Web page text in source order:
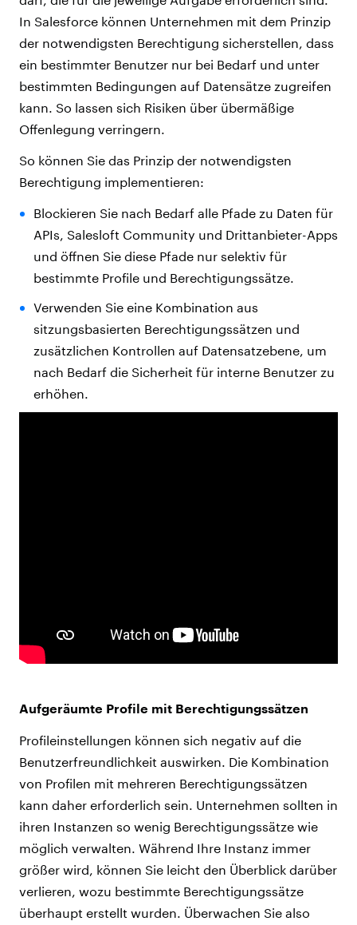
In Salesforce können Unternehmen mit dem Prinzip
der notwendigsten Berechtigung sicherstellen, dass
ein bestimmter Benutzer nur bei Bedarf und unter
bestimmten Bedingungen auf Datensätze zugreifen
kann. So lassen sich Risiken über übermäßige
Offenlegung verringern.
So können Sie das Prinzip der notwendigsten
Berechtigung implementieren:
Blockieren Sie nach Bedarf alle Pfade zu Daten für
APIs, Salesloft Community und Drittanbieter-Apps
und öffnen Sie diese Pfade nur selektiv für
bestimmte Profile und Berechtigungssätze.
Verwenden Sie eine Kombination aus
sitzungsbasierten Berechtigungssätzen und
zusätzlichen Kontrollen auf Datensatzebene, um
nach Bedarf die Sicherheit für interne Benutzer zu
erhöhen.
Aufgeräumte Profile mit Berechtigungssätzen
Profileinstellungen können sich negativ auf die
Benutzerfreundlichkeit auswirken. Die Kombination
von Profilen mit mehreren Berechtigungssätzen
kann daher erforderlich sein. Unternehmen sollten in
ihren Instanzen so wenig Berechtigungssätze wie
möglich verwalten. Während Ihre Instanz immer
größer wird, können Sie leicht den Überblick darüber
verlieren, wozu bestimmte Berechtigungssätze
überhaupt erstellt wurden. Überwachen Sie also